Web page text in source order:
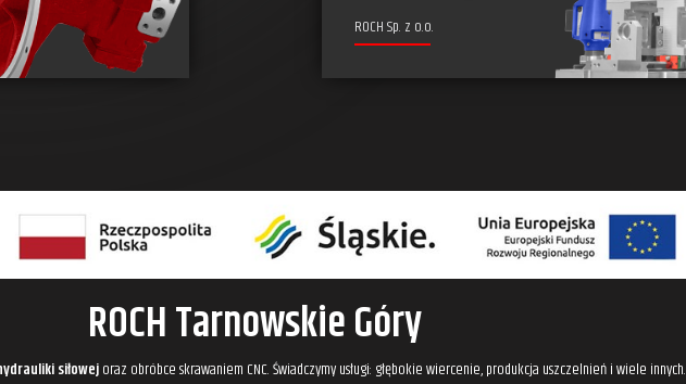
ROCH Sp. z o.o.
ROCH Tarnowskie Góry
siłowejoraz obróbce skrawaniem CNC. Świadczymy usługi: głębokie wiercenie, produkcja uszczelnień i wiele innych.